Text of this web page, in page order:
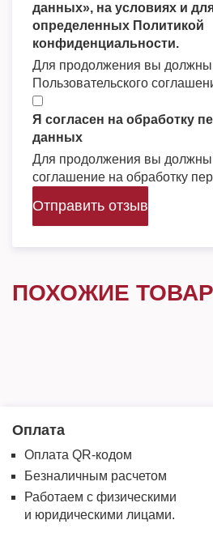
данных», на условиях и
определенных Политикой
конфиденциальности.
Для продолжения вы должны
Пользовательского
Я согласен на обработку
данных
Для продолжения вы должны
соглашение на обработку
Отправить отзыв
ПОХОЖИЕ
Оплата
Оплата QR-кодом
Безналичным расчетом
Работаем с физическими
и юридическими лицами.